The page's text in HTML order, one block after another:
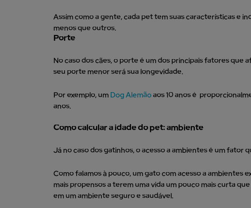
Assim como a gente, cada pet tem suas características e
menos que outros.
Porte
No caso dos cães, o porte é um dos principais fatores que
seu porte menor será sua longevidade.
Por exemplo, um Dog Alemãoaos 10 anos é
anos.
Como calcular a idade do pet: ambiente
Já no caso dos gatinhos, o acesso a ambientes é um fator
Como falamos à pouco, um gato com acesso a ambientes
mais propensos a terem uma vida um pouco mais curta
em um ambiente seguro e saudável.